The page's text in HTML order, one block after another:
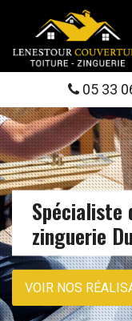
05 33
Spécialiste
zinguerie
VOIR NOS